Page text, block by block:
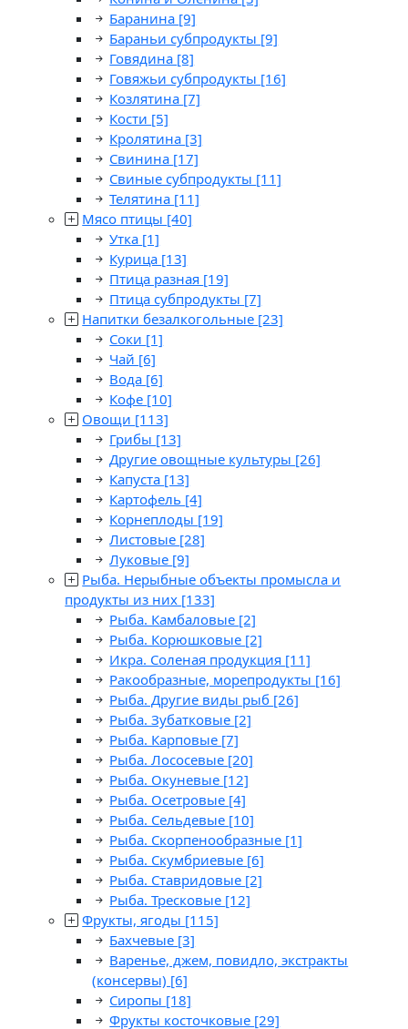
Баранина [9]
Бараньи субпродукты [9]
Говядина [8]
Говяжьи субпродукты [16]
Козлятина [7]
Кости [5]
Кролятина [3]
Свинина [17]
Свиные субпродукты [11]
Телятина [11]
Мясо птицы [40]
Утка [1]
Курица [13]
Птица разная [19]
Птица субпродукты [7]
Напитки безалкогольные [23]
Соки [1]
Чай [6]
Вода [6]
Кофе [10]
Овощи [113]
Грибы [13]
Другие овощные культуры [26]
Капуста [13]
Картофель [4]
Корнеплоды [19]
Листовые [28]
Луковые [9]
Рыба. Нерыбные объекты промысла и
продукты из них [133]
Рыба. Камбаловые [2]
Рыба. Корюшковые [2]
Икра. Соленая продукция [11]
Ракообразные, морепродукты [16]
Рыба. Другие виды рыб [26]
Рыба. Зубатковые [2]
Рыба. Карповые [7]
Рыба. Лососевые [20]
Рыба. Окуневые [12]
Рыба. Осетровые [4]
Рыба. Сельдевые [10]
Рыба. Скорпенообразные [1]
Рыба. Скумбриевые [6]
Рыба. Ставридовые [2]
Рыба. Тресковые [12]
Фрукты, ягоды [115]
Бахчевые [3]
Варенье, джем, повидло, экстракты
(консервы) [6]
Сиропы [18]
Фрукты косточковые [29]